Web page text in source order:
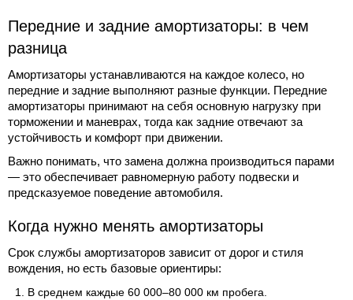
Передние и задние амортизаторы: в чем
разница
Амортизаторы устанавливаются на каждое колесо, но
передние и задние выполняют разные функции. Передние
амортизаторы принимают на себя основную нагрузку при
торможении и маневрах, тогда как задние отвечают за
устойчивость и комфорт при движении.
Важно понимать, что замена должна производиться парами
— это обеспечивает равномерную работу подвески и
предсказуемое поведение автомобиля.
Когда нужно менять амортизаторы
Срок службы амортизаторов зависит от дорог и стиля
вождения, но есть базовые ориентиры:
В среднем каждые 60 000–80 000 км пробега.